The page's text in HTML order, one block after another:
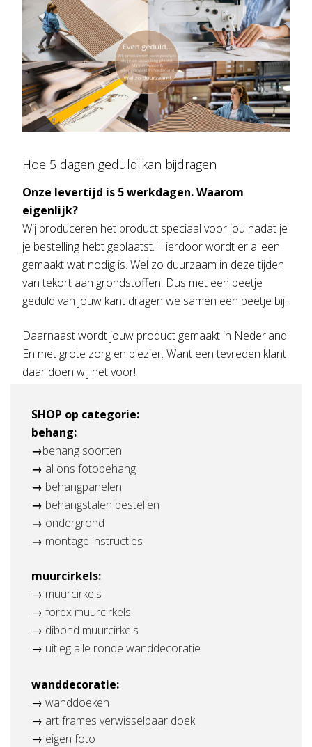
Hoe 5 dagen geduld kan bijdragen
Onze levertijd is 5 werkdagen. Waarom
eigenlijk?
Wij produceren het product speciaal voor jou nadat je
je bestelling hebt geplaatst. Hierdoor wordt er alleen
gemaakt wat nodig is. Wel zo duurzaam in deze tijden
van tekort aan grondstoffen. Dus met een beetje
geduld van jouw kant dragen we samen een beetje bij.
Daarnaast wordt jouw product gemaakt in Nederland.
En met grote zorg en plezier. Want een tevreden klant
daar doen wij het voor!
SHOP op categorie:
behang:
→behang soorten
→ al ons fotobehang
→ behangpanelen
→ behangstalen bestellen
→ ondergrond
→ montage instructies
muurcirkels:
→ muurcirkels
→ forex muurcirkels
→ dibond muurcirkels
→ uitleg alle ronde wanddecoratie
wanddecoratie:
→ wanddoeken
→ art frames verwisselbaar doek
→ eigen foto